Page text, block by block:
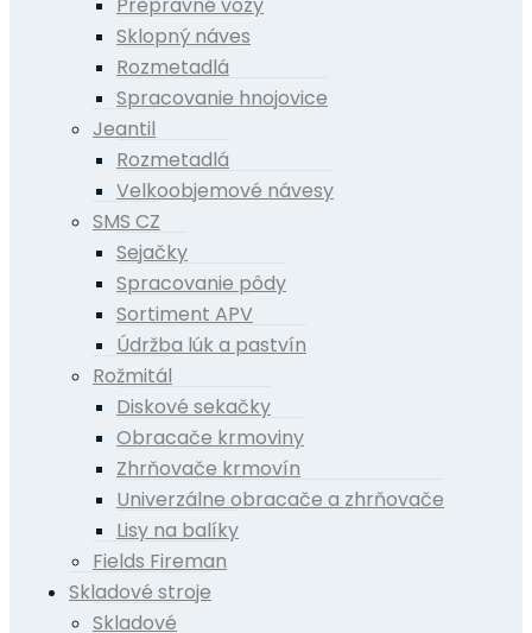
Sklopný náves
Rozmetadlá
Spracovanie hnojovice
Jeantil
Rozmetadlá
Velkoobjemové návesy
SMS CZ
Sejačky
Spracovanie pôdy
Sortiment APV
Údržba lúk a pastvín
Rožmitál
Diskové sekačky
Obracače krmoviny
Zhrňovače krmovín
Univerzálne obracače a zhrňovače
Lisy na balíky
Fields Fireman
Skladové stroje
Skladové